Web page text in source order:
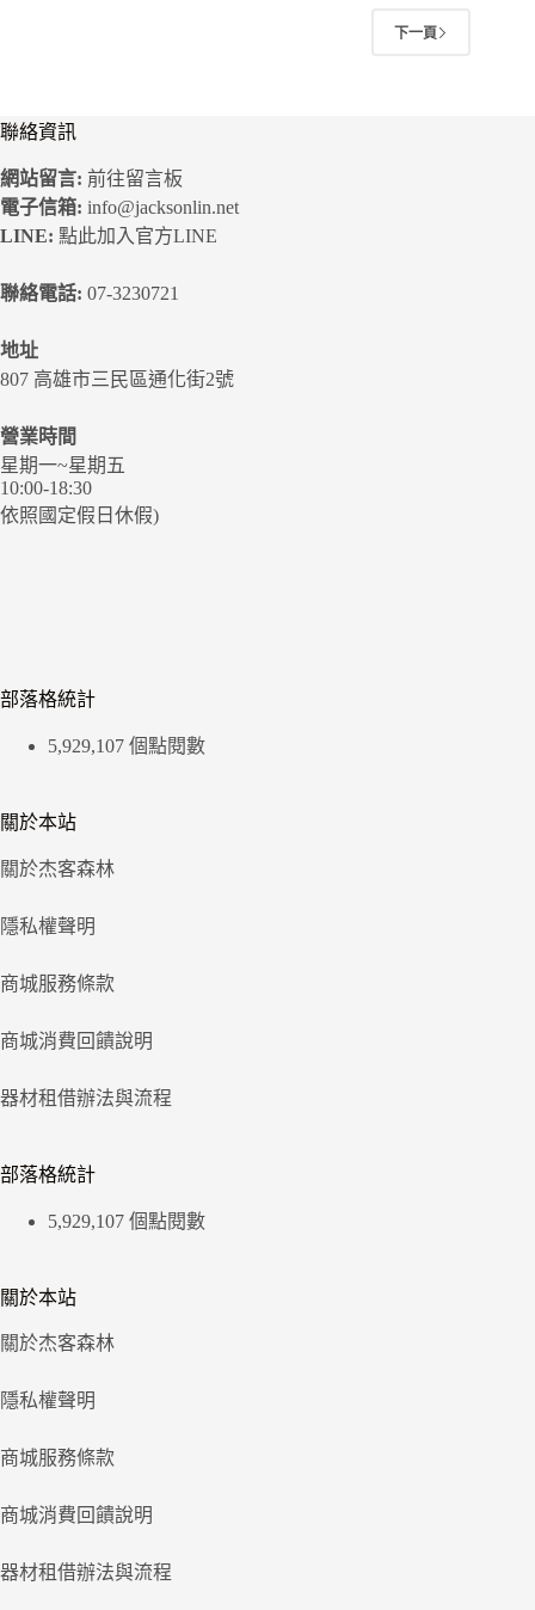
下一頁
聯絡資訊
網站留言: 前往留言板
電子信箱: info@jacksonlin.net
LINE: 點此加入官方LINE
聯絡電話: 07-3230721
地址
807 高雄市三民區通化街2號
營業時間
星期一~星期五
10:00-18:30
依照國定假日休假)
部落格統計
5,929,107 個點閱數
關於本站
關於杰客森林
隱私權聲明
商城服務條款
商城消費回饋說明
器材租借辦法與流程
部落格統計
5,929,107 個點閱數
關於本站
關於杰客森林
隱私權聲明
商城服務條款
商城消費回饋說明
器材租借辦法與流程